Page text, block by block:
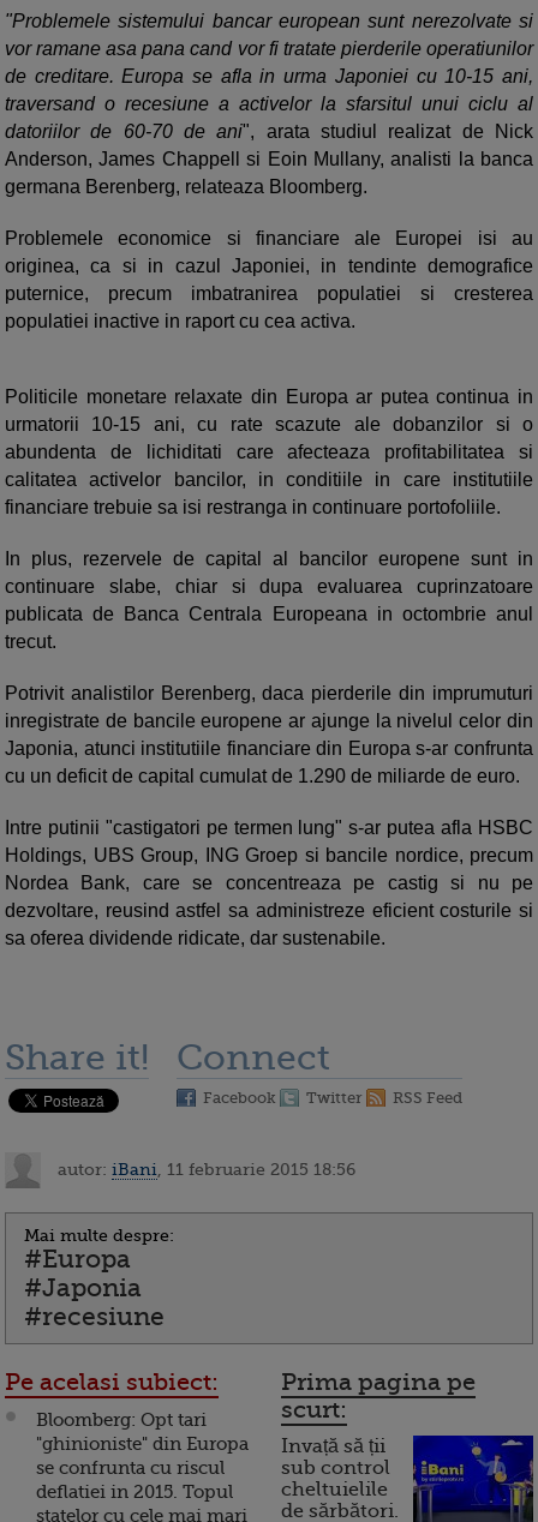
"Problemele sistemului bancar european sunt nerezolvate si
vor ramane asa pana cand vor fi tratate pierderile operatiunilor
de creditare. Europa se afla in urma Japoniei cu 10-15 ani,
traversand o recesiune a activelor la sfarsitul unui ciclu al
datoriilor de 60-70 de ani", arata studiul realizat de Nick
Anderson, James Chappell si Eoin Mullany, analisti la banca
germana Berenberg, relateaza Bloomberg.
Problemele economice si financiare ale Europei isi au
originea, ca si in cazul Japoniei, in tendinte demografice
puternice, precum imbatranirea populatiei si cresterea
populatiei inactive in raport cu cea activa.
Politicile monetare relaxate din Europa ar putea continua in
urmatorii 10-15 ani, cu rate scazute ale dobanzilor si o
abundenta de lichiditati care afecteaza profitabilitatea si
calitatea activelor bancilor, in conditiile in care institutiile
financiare trebuie sa isi restranga in continuare portofoliile.
In plus, rezervele de capital al bancilor europene sunt in
continuare slabe, chiar si dupa evaluarea cuprinzatoare
publicata de Banca Centrala Europeana in octombrie anul
trecut.
Potrivit analistilor Berenberg, daca pierderile din imprumuturi
inregistrate de bancile europene ar ajunge la nivelul celor din
Japonia, atunci institutiile financiare din Europa s-ar confrunta
cu un deficit de capital cumulat de 1.290 de miliarde de euro.
Intre putinii "castigatori pe termen lung" s-ar putea afla HSBC
Holdings, UBS Group, ING Groep si bancile nordice, precum
Nordea Bank, care se concentreaza pe castig si nu pe
dezvoltare, reusind astfel sa administreze eficient costurile si
sa oferea dividende ridicate, dar sustenabile.
Share it! Connect
Facebook Twitter RSS Feed
autor: iBani , 11 februarie 2015 18:56
Mai multe despre:
#Europa
#Japonia
#recesiune
Pe acelasi subiect:
Bloomberg: Opt tari
"ghinioniste" din Europa
se confrunta cu riscul
deflatiei in 2015. Topul
statelor cu cele mai mari
Prima pagina pe
scurt:
Invață să ții
sub control
cheltuielile
de sărbători.